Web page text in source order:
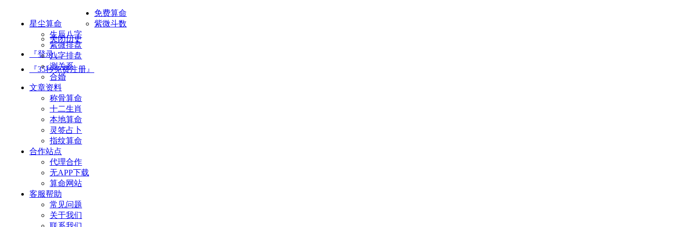
星尘算命
关闭历史
『登录』
『35秒免费注册』
免费算命
紫微斗数
生辰八字
紫微排盘
八字排盘
测关系
合婚
文章资料
称骨算命
十二生肖
本地算命
灵签占卜
指纹算命
合作站点
代理合作
无APP下载
算命网站
客服帮助
常见问题
关于我们